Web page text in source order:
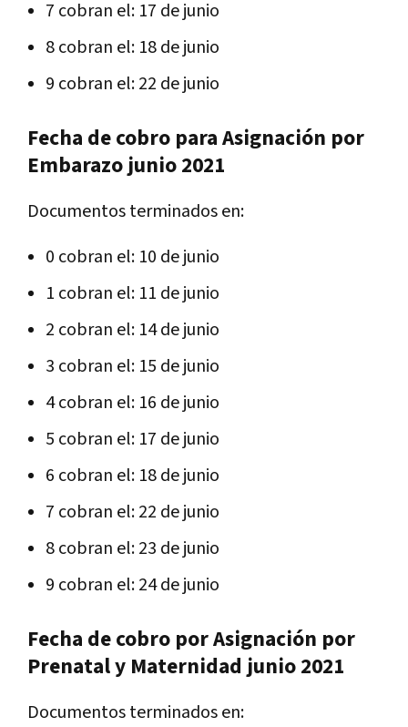
7 cobran el: 17 de junio
8 cobran el: 18 de junio
9 cobran el: 22 de junio
Fecha de cobro para Asignación por
Embarazo junio 2021
Documentos terminados en:
0 cobran el: 10 de junio
1 cobran el: 11 de junio
2 cobran el: 14 de junio
3 cobran el: 15 de junio
4 cobran el: 16 de junio
5 cobran el: 17 de junio
6 cobran el: 18 de junio
7 cobran el: 22 de junio
8 cobran el: 23 de junio
9 cobran el: 24 de junio
Fecha de cobro por Asignación por
Prenatal y Maternidadjunio 2021
Documentos terminados en: